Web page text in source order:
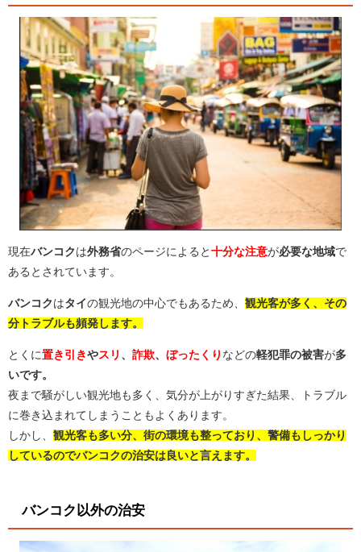
現在バンコク は外務省のページによると 十分な注意が必要な地域で
あるとされています。
バンコク はタイの観光地の中心でもあるため、 観光客が多く、その
分トラブルも頻発します。
とくに置き引きやスリ 、 詐欺、 ぼったくり などの軽犯罪の被害が多
いです。
夜まで騒がしい観光地も多く、気分が上がりすぎた結果、トラブル
に巻き込まれてしまうこともよくあります。
しかし、 観光客も多い分、街の環境も整っており、警備もしっかり
しているのでバンコクの治安は良いと言えます。
バンコク以外の治安